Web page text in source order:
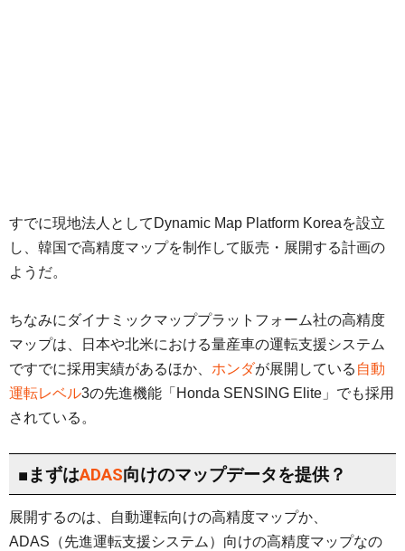
すでに現地法人としてDynamic Map Platform Koreaを設立
し、韓国で高精度マップを制作して販売・展開する計画の
ようだ。
ちなみにダイナミックマッププラットフォーム社の高精度
マップは、日本や北米における量産車の運転支援システム
ですでに採用実績があるほか、 ホンダが展開している 自動
運転レベル3の先進機能「Honda SENSING Elite」でも採用
されている。
■まずはADAS向けのマップデータを提供？
展開するのは、自動運転向けの高精度マップか、
ADAS（先進運転支援システム）向けの高精度マップなの